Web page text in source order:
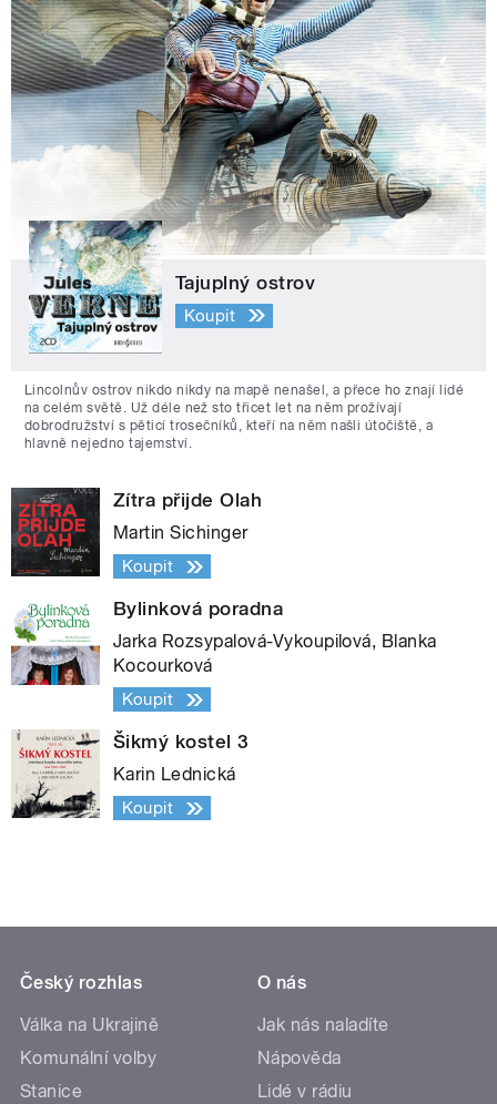
Tajuplný ostrov
Koupit
Lincolnův ostrov nikdo nikdy na mapě nenašel, a přece ho znají lidé
na celém světě. Už déle než sto třicet let na něm prožívají
dobrodružství s pěticí trosečníků, kteří na něm našli útočiště, a
hlavně nejedno tajemství.
Zítra přijde Olah
Martin Sichinger
Koupit
Bylinková poradna
Jarka Rozsypalová-Vykoupilová, Blanka
Kocourková
Koupit
Šikmý kostel 3
Karin Lednická
Koupit
Český rozhlas
Válka na Ukrajině
Komunální volby
Stanice
O nás
Jak nás naladíte
Nápověda
Lidé v rádiu